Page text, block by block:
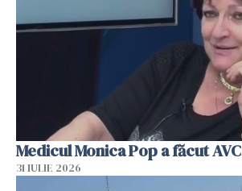
Medicul Monica Pop a făcut AVC
31 IULIE 2026